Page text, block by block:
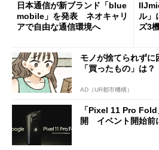
日本通信が新ブランド「blue
mobile」を発表 ネオキャリ
アで自由な通信環境へ
ル」
ズ3
モノが捨てられずに
「買ったもの」は？
AD（UR都市機構）
「Pixel 11 Pro
開 イベント開始前